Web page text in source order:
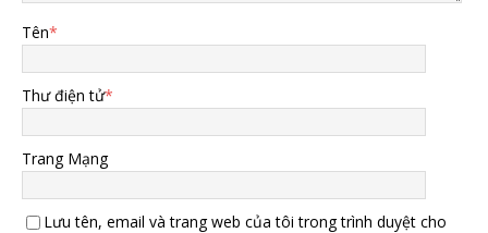
Tên*
Thư điện tử*
Trang Mạng
Lưu tên, email và trang web của tôi trong trình duyệt cho